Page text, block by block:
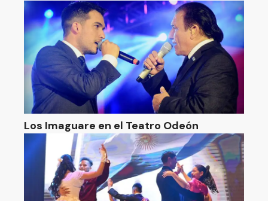
Los Imaguare en el Teatro Odeón